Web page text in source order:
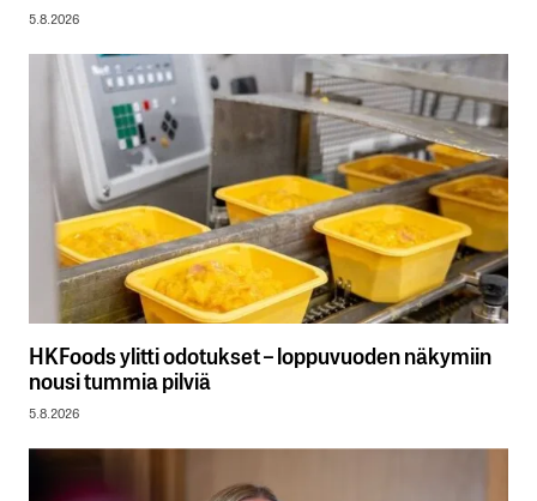
5.8.2026
HKFoods ylitti odotukset – loppuvuoden näkymiin
nousi tummia pilviä
5.8.2026